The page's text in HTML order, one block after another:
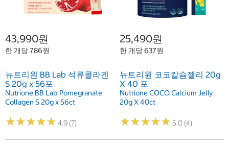
43,990원
한 개당 786원
뉴트리원 BB Lab 석류콜라겐
S 20g x 56포
Nutrione BB Lab Pomegranate
Collagen S 20g x 56ct
★★★★★
★★★★★ 4.9 (7)
25,490원
한 개당 637원
뉴트리원 코코칼슘젤리 20g
X 40 포
Nutrione COCO Calcium Jelly
20g X 40ct
★★★★★
★★★★★ 5.0 (4)